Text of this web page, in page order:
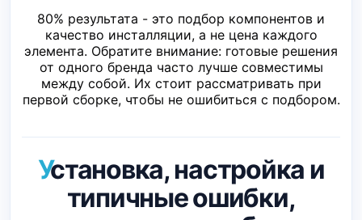
80% результата - это подбор компонентов и
качество инсталляции, а не цена каждого
элемента. Обратите внимание: готовые решения
от одного бренда часто лучше совместимы
между собой. Их стоит рассматривать при
первой сборке, чтобы не ошибиться с подбором.
Установка, настройка и
типичные ошибки,